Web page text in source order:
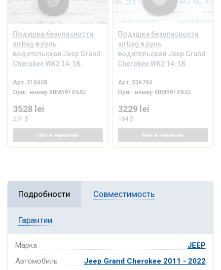
Подушка безопасности
airbag в руль
водительская Jeep Grand
Cherokee WK2 14-18
Арт. 310408
Ориг. номер 6BM591X9AE
3528 lei
201 $
Нет в наличии
Подушка безопасности
airbag в руль
водительская Jeep Grand
Cherokee WK2 14-18
Арт. 336794
Ориг. номер 6BM591X9AE
3229 lei
184 $
Нет в наличии
Подробности Совместимость
Гарантии
Марка
JEEP
Автомобиль
Jeep Grand Cherokee 2011 - 2022